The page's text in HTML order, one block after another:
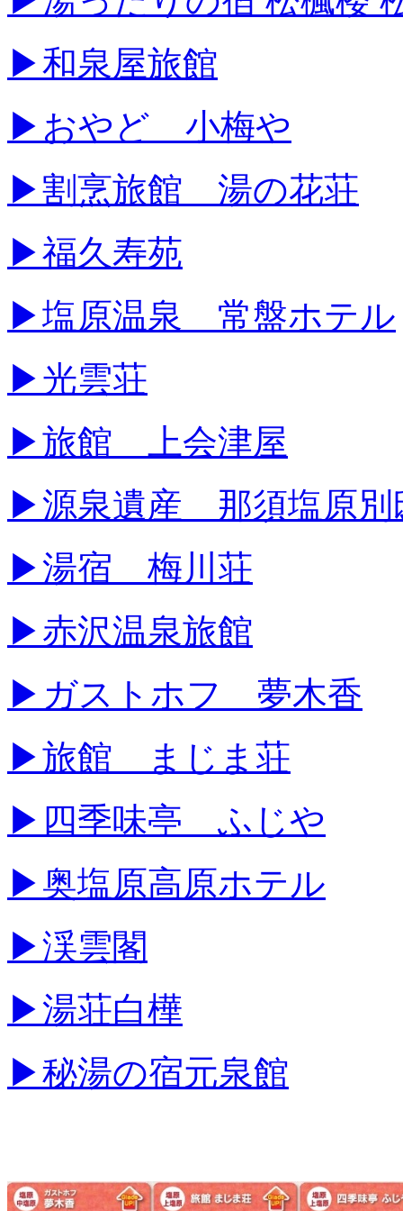
▶和泉屋旅館
▶おやど 小梅や
▶割烹旅館 湯の花荘
▶福久寿苑
▶塩原温泉 常盤ホテル
▶光雲荘
▶旅館 上会津屋
▶源泉遺産 那須塩原別
▶湯宿 梅川荘
▶赤沢温泉旅館
▶ガストホフ 夢木香
▶旅館 まじま荘
▶四季味亭 ふじや
▶奥塩原高原ホテル
▶渓雲閣
▶湯荘白樺
▶秘湯の宿元泉館